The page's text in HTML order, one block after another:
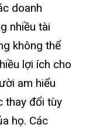
doanh
nhiều tài
không thể
lợi ích cho
am hiểu
thay đổi tùy
họ. Các